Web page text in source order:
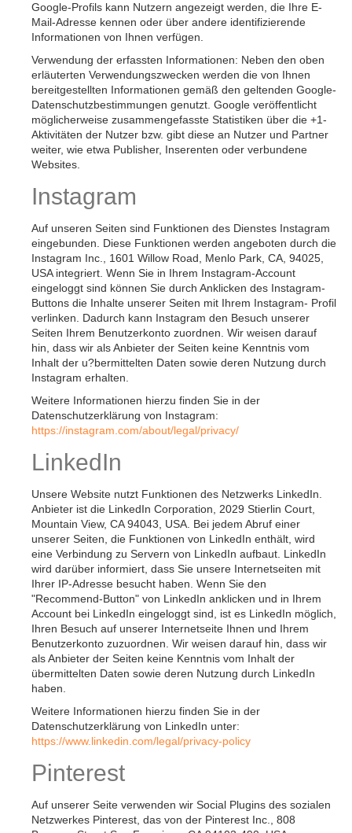
Google-Profils kann Nutzern angezeigt werden, die Ihre E-
Mail-Adresse kennen oder über andere identifizierende
Informationen von Ihnen verfügen.
Verwendung der erfassten Informationen: Neben den oben
erläuterten Verwendungszwecken werden die von Ihnen
bereitgestellten Informationen gemäß den geltenden Google-
Datenschutzbestimmungen genutzt. Google veröffentlicht
möglicherweise zusammengefasste Statistiken über die +1-
Aktivitäten der Nutzer bzw. gibt diese an Nutzer und Partner
weiter, wie etwa Publisher, Inserenten oder verbundene
Websites.
Instagram
Auf unseren Seiten sind Funktionen des Dienstes Instagram
eingebunden. Diese Funktionen werden angeboten durch die
Instagram Inc., 1601 Willow Road, Menlo Park, CA, 94025,
USA integriert. Wenn Sie in Ihrem Instagram-Account
eingeloggt sind können Sie durch Anklicken des Instagram-
Buttons die Inhalte unserer Seiten mit Ihrem Instagram- Profil
verlinken. Dadurch kann Instagram den Besuch unserer
Seiten Ihrem Benutzerkonto zuordnen. Wir weisen darauf
hin, dass wir als Anbieter der Seiten keine Kenntnis vom
Inhalt der u?bermittelten Daten sowie deren Nutzung durch
Instagram erhalten.
Weitere Informationen hierzu finden Sie in der
Datenschutzerklärung von Instagram:
https://instagram.com/about/legal/privacy/
LinkedIn
Unsere Website nutzt Funktionen des Netzwerks LinkedIn.
Anbieter ist die LinkedIn Corporation, 2029 Stierlin Court,
Mountain View, CA 94043, USA. Bei jedem Abruf einer
unserer Seiten, die Funktionen von LinkedIn enthält, wird
eine Verbindung zu Servern von LinkedIn aufbaut. LinkedIn
wird darüber informiert, dass Sie unsere Internetseiten mit
Ihrer IP-Adresse besucht haben. Wenn Sie den
"Recommend-Button" von LinkedIn anklicken und in Ihrem
Account bei LinkedIn eingeloggt sind, ist es LinkedIn möglich,
Ihren Besuch auf unserer Internetseite Ihnen und Ihrem
Benutzerkonto zuzuordnen. Wir weisen darauf hin, dass wir
als Anbieter der Seiten keine Kenntnis vom Inhalt der
übermittelten Daten sowie deren Nutzung durch LinkedIn
haben.
Weitere Informationen hierzu finden Sie in der
Datenschutzerklärung von LinkedIn unter:
https://www.linkedin.com/legal/privacy-policy
Pinterest
Auf unserer Seite verwenden wir Social Plugins des sozialen
Netzwerkes Pinterest, das von der Pinterest Inc., 808